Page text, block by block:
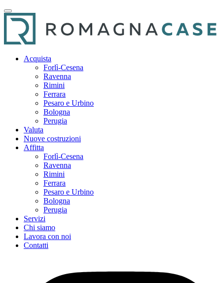
Acquista
Forlì-Cesena
Ravenna
Rimini
Ferrara
Pesaro e Urbino
Bologna
Perugia
Valuta
Nuove costruzioni
Affitta
Forlì-Cesena
Ravenna
Rimini
Ferrara
Pesaro e Urbino
Bologna
Perugia
Servizi
Chi siamo
Lavora con noi
Contatti